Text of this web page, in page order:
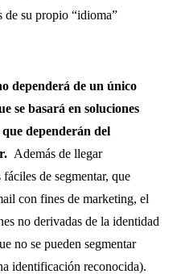
de su propio “idioma”
dependerá de un único
se basará en soluciones
dependerán del
Además de llegar
de segmentar, que
con fines de marketing, el
no derivadas de la identidad
no se pueden segmentar
identificación reconocida).